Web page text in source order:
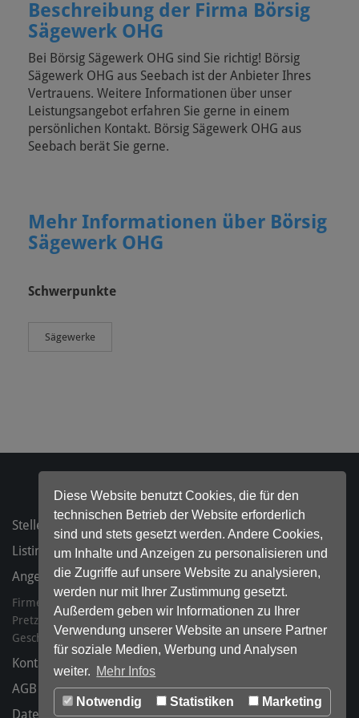
Diese Website benutzt Cookies, die für den
technischen Betrieb der Website erforderlich
sind und stets gesetzt werden. Andere Cookies,
um Inhalte und Anzeigen zu personalisieren und
die Zugriffe auf unsere Website zu analysieren,
werden nur mit Ihrer Zustimmung gesetzt.
Außerdem geben wir Informationen zu Ihrer
Verwendung unserer Website an unsere Partner
für soziale Medien, Werbung und Analysen
weiter. Mehr Infos
Notwendig Statistiken Marketing
Beschreibung der Firma Börsig
Sägewerk OHG
Bei Börsig Sägewerk OHG sind Sie richtig! Börsig
Sägewerk OHG aus Seebach ist der Anbieter Ihres
Vertrauens. Weitere Informationen über unser
Leistungsangebot erfahren Sie gerne in einem
persönlichen Kontakt. Börsig Sägewerk OHG aus
Seebach berät Sie gerne.
Mehr Informationen über Börsig
Sägewerk OHG
Schwerpunkte
Sägewerke
Stellenanzeigen
Listing bestellen
Angebote für Ihr Präsenzmanagement
Firmeneintrag.de ist ein Produkt der Excelsea GmbH & Co. KG
Pretzfelder Str. 7-11, 904025 Nürnberg
Geschäftsführer: Joachim Helfer, Oliver Neuerbourg, Jens Unger
Kontakt
AGB
Datenschutz